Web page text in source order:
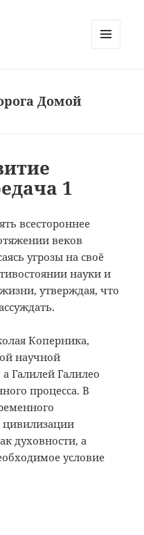
Домой
1
всестороннее
веков
угрозы на своё
науки и
утверждая, что
Коперника,
научной
Галилей Галилео
процесса. В
цивилизации
духовности, а
условие